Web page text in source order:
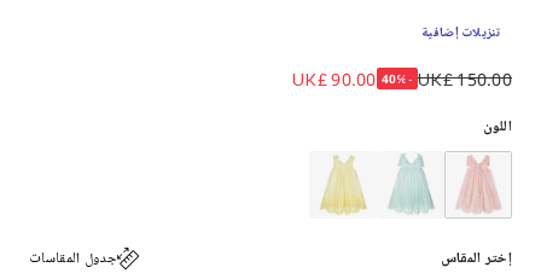
تنزيلات إضافية
UK£ 150.00
-40%
UK£ 90.00
اللون
إختر المقاس جدول المقاسات